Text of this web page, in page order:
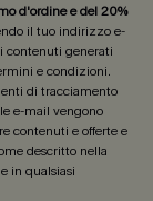
d'ordine e del 20%
il tuo indirizzo e-
contenuti generati
e condizioni.
di tracciamento
e-mail vengono
contenuti e offerte e
descritto nella
in qualsiasi